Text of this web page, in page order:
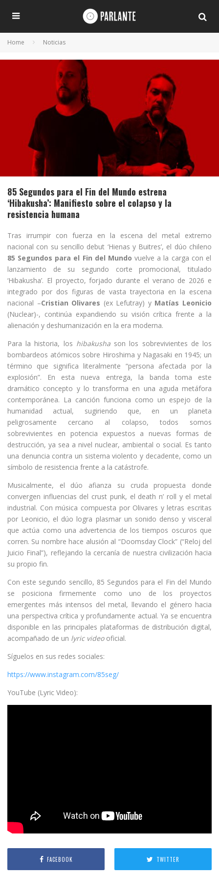
Home Noticias
85 Segundos para el Fin del Mundo estrena
‘Hibakusha’: Manifiesto sobre el colapso y la
resistencia humana
Tras irrumpir con fuerza en la escena del metal extremo
nacional con su sencillo debut ‘Hienas y Buitres’, el dúo chileno
85 Segundos para el Fin del Mundo vuelve a la carga con el
lanzamiento de su segundo corte promocional, titulado
‘Hibakusha’. El proyecto, forjado durante el verano de 2026 e
integrado por dos figuras de vasta trayectoria en la escena
nacional –Cristian Olivares (ex Lefutray) y Matías Leonicio
(Nuclear)-, continúa expandiendo su visión crítica frente a la
alienación y deshumanización en la era moderna.
Para la historia, los hibakushason los sobrevivientes de los
bombardeos atómicos sobre Hiroshima y Nagasaki en 1945; un
término que significa literalmente “persona afectada por la
explosión”. En esta nueva entrega, la banda toma este
dramático concepto y lo transforma en una aguda metáfora
contemporánea. La canción funciona como un espejo de la
humanidad actual, sugiriendo que, en un planeta
peligrosamente cercano al colapso, todos somos
sobrevivientes en potencia expuestos a nuevas formas de
destrucción, ya sea a nivel nuclear, ambiental o social. Es tanto
una denuncia contra un sistema violento y decadente, como un
símbolo de resistencia frente a la catástrofe.
Musicalmente, el dúo afianza su cruda propuesta donde
convergen influencias del crust punk, el death n’ roll y el metal
industrial. Con música compuesta por Olivares y letras escritas
por Leonicio, el dúo logra plasmar un sonido denso y visceral
que actúa como una advertencia de los tiempos oscuros que
corren. Su nombre hace alusión al “Doomsday Clock” (“Reloj del
Juicio Final”), reflejando la cercanía de nuestra civilización hacia
su propio fin.
Con este segundo sencillo, 85 Segundos para el Fin del Mundo
se posiciona firmemente como uno de los proyectos
emergentes más intensos del metal, llevando el género hacia
una perspectiva crítica y profundamente actual. Ya se encuentra
disponible en las principales plataformas de distribución digital,
acompañado de un lyric videooficial.
Síguelos en sus redes sociales:
https://www.instagram.com/85seg/
YouTube (Lyric Video):
FACEBOOK TWITTER